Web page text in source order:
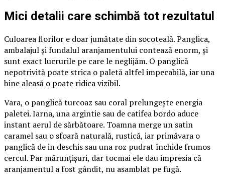
Mici detalii care schimbă tot rezultatul
Culoarea florilor e doar jumătate din socoteală. Panglica,
ambalajul și fundalul aranjamentului contează enorm, și
sunt exact lucrurile pe care le neglijăm. O panglică
nepotrivită poate strica o paletă altfel impecabilă, iar una
bine aleasă o poate ridica vizibil.
Vara, o panglică turcoaz sau coral prelungește energia
paletei. Iarna, una argintie sau de catifea bordo aduce
instant aerul de sărbătoare. Toamna merge un satin
caramel sau o sfoară naturală, rustică, iar primăvara o
panglică de in deschis sau una roz pudrat închide frumos
cercul. Par mărunțișuri, dar tocmai ele dau impresia că
aranjamentul a fost gândit, nu asamblat pe fugă.